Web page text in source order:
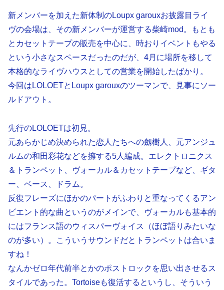
新メンバーを加えた新体制のLoupx garouxお披露目ライ
ヴの会場は、その新メンバーが運営する柴崎mod。もとも
とカセットテープの販売を中心に、時おりイベントもやる
という小さなスペースだったのだが、4月に場所を移して
本格的なライヴハウスとしての営業を開始したばかり。
今回はLOLOETとLoupx garouxのツーマンで、見事にソー
ルドアウト。
先行のLOLOETは初見。
元あらかじめ決められた恋人たちへの劔樹人、元アンジュ
ルムの和田彩花などを擁する5人編成。エレクトロニクス
＆トランペット、ヴォーカル＆カセットテープなど、ギタ
ー、ベース、ドラム。
反復フレーズにほかのパートがふわりと重なってくるアン
ビエント的な曲というのがメインで、ヴォーカルも基本的
にはフランス語のウィスパーヴォイス（ほぼ語りみたいな
のが多い）。こういうサウンドだとトランペットは合いま
すね！
なんかゼロ年代前半とかのポストロックを思い出させるス
タイルであった。Tortoiseも復活するというし、そういう